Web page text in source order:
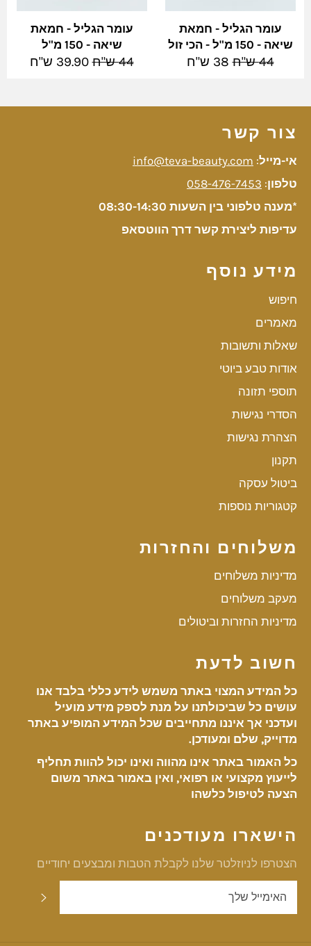
עומר הגליל - חמאת
שיאה - 150 מ"ל
מחיר
44 ש"ח
מחיר
39.90 ש"ח
עומר הגליל - חמאת
שיאה - 150 מ"ל - הכי זול
מחיר
44 ש"ח
מחיר
38 ש"ח
צור קשר
אי-מייל:
info@teva-beauty.com
טלפון:
058-476-7453
*מענה טלפוני בין השעות 08:30-14:30
עדיפות ליצירת קשר דרך הווטסאפ
מידע נוסף
חיפוש
מאמרים
שאלות ותשובות
אודות טבע ביוטי
תוספי תזונה
הסדרי נגישות
הצהרת נגישות
תקנון
ביטול עסקה
קטגוריות נוספות
משלוחים והחזרות
מדיניות משלוחים
מעקב משלוחים
מדיניות החזרות וביטולים
חשוב לדעת
כל המידע המצוי באתר משמש לידע כללי בלבד אנו
עושים כל שביכולתנו על מנת לספק מידע מועיל
ועדכני אך איננו מתחייבים שכל המידע המופיע באתר
מדוייק, שלם ומעודכן.
כל האמור באתר אינו מהווה ואינו יכול להוות תחליף
לייעוץ מקצועי או רפואי, ואין באמור באתר משום
הצעה לטיפול כלשהו
הישארו מעודכנים
הצטרפו לניוזלטר שלנו לקבלת הטבות ומבצעים יחודיים